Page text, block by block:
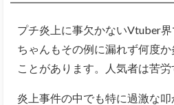
プチ炎上に事欠かないVtuber
ちゃんもその例に漏れず何度
ことがあります。人気者は苦労
炎上事件の中でも特に過激な